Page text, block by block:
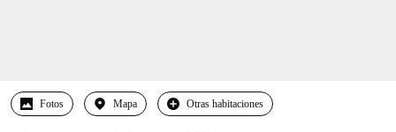
Fotos Mapa Otras habitaciones